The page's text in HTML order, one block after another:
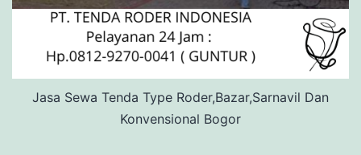
Jasa Sewa Tenda Type Roder,Bazar,Sarnavil Dan
Konvensional Bogor